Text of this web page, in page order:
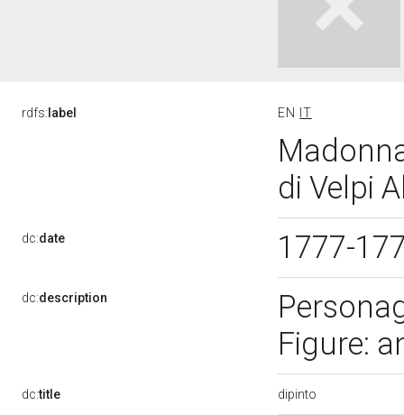
rdfs: label EN IT
di Velpi
dc:date 1777-
dc:description
Figure:
dc:title dipinto